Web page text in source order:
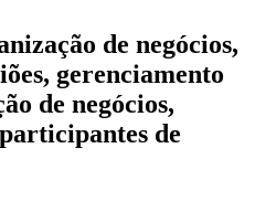
de negócios,
gerenciamento
de negócios,
de